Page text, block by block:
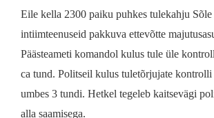
Eile kella 2300 paiku puhkes tulekahju Sõle
intiimteenuseid pakkuva ettevõtte
Päästeameti komandol kulus tule üle
ca tund. Politseil kulus tuletõrjujate kontrolli
umbes 3 tundi. Hetkel tegeleb kaitsevägi
alla saamisega.